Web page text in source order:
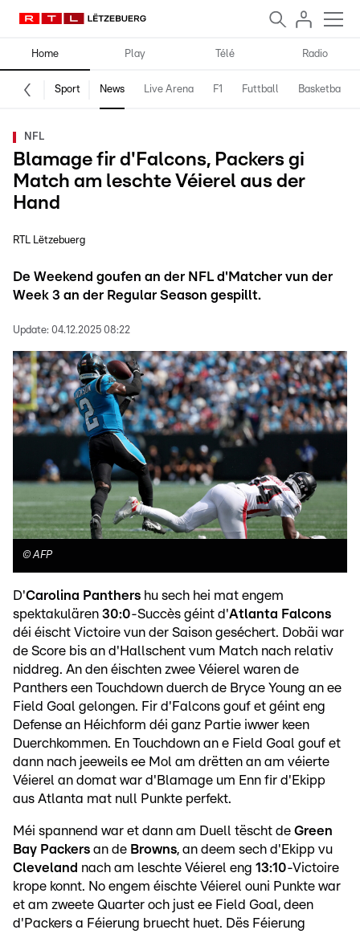
Home Play Télé Radio
Sport News Live Arena F1 Futtball Basketball
NFL
Blamage fir d'Falcons, Packers gi
Match am leschte Véierel aus der
Hand
RTL Lëtzebuerg
De Weekend goufen an der NFL d'Matcher vun der
Week 3 an der Regular Season gespillt.
Update: 04.12.2025 08:22
©AFP
D'Carolina Panthers hu sech hei mat engem
spektakulären 30:0-Succès géint d'Atlanta Falcons
déi éischt Victoire vun der Saison geséchert. Dobäi war
de Score bis an d'Hallschent vum Match nach relativ
niddreg. An den éischten zwee Véierel waren de
Panthers een Touchdown duerch de Bryce Young an ee
Field Goal gelongen. Fir d'Falcons gouf et géint eng
Defense an Héichform déi ganz Partie iwwer keen
Duerchkommen. En Touchdown an e Field Goal gouf et
dann nach jeeweils ee Mol am drëtten an am véierte
Véierel an domat war d'Blamage um Enn fir d'Ekipp
aus Atlanta mat null Punkte perfekt.
Méi spannend war et dann am Duell tëscht de Green
Bay Packers an de Browns, an deem sech d'Ekipp vu
Cleveland nach am leschte Véierel eng 13:10-Victoire
krope konnt. No engem éischte Véierel ouni Punkte war
et am zweete Quarter och just ee Field Goal, deen
d'Packers a Féierung bruecht huet. Dës Féierung